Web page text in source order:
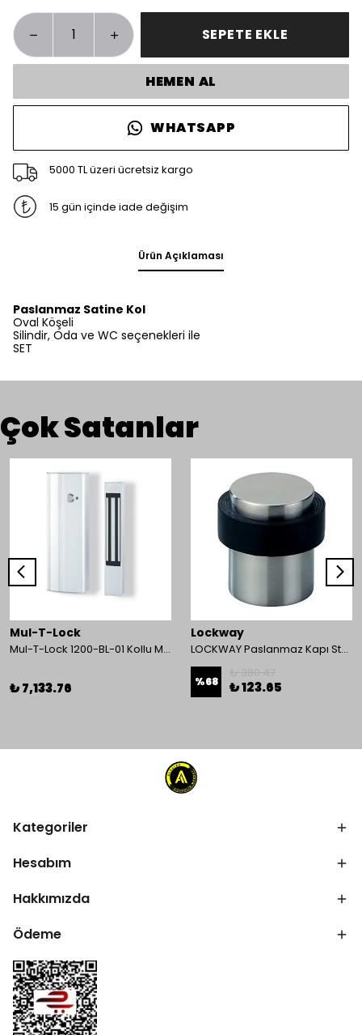
SEPETE EKLE
HEMEN AL
WHATSAPP
5000 TL üzeri ücretsiz kargo
15 gün içinde iade değişim
Ürün Açıklaması
Paslanmaz Satine Kol
Oval Köşeli
Silindir, Oda ve WC seçenekleri ile
SET
Çok Satanlar
Mul-T-Lock
Mul-T-Lock 1200-BL-01 Kollu Manyetik Kilit 272 kg 600 Lbs
₺ 7,133.76
Lockway
LOCKWAY Paslanmaz Kapı Stoperi
%68 ₺ 123.65
Kategoriler
Hesabım
Hakkımızda
Ödeme